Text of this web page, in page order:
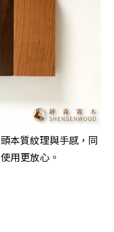
本質紋理與手感，同
用更放心。